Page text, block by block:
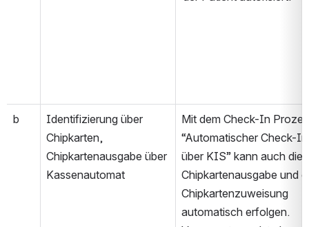
b
Identifizierung über
Chipkarten,
Chipkartenausgabe über
Kassenautomat
Mit dem Check-In
“Automatischer Check-In
über KIS” kann auch die
Chipkartenausgabe und
Chipkartenzuweisung
automatisch erfolgen.